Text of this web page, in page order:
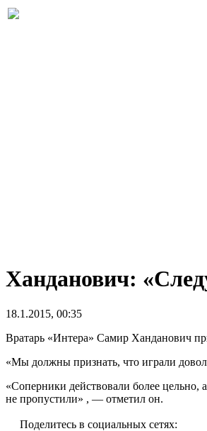
Ханданович:
18.1.2015, 00:35
Вратарь «Интера» Самир Ханданович
«Мы должны признать, что играли
«Соперники действовали более
не пропустили» , — отметил он.
Поделитесь в социальных сетях: